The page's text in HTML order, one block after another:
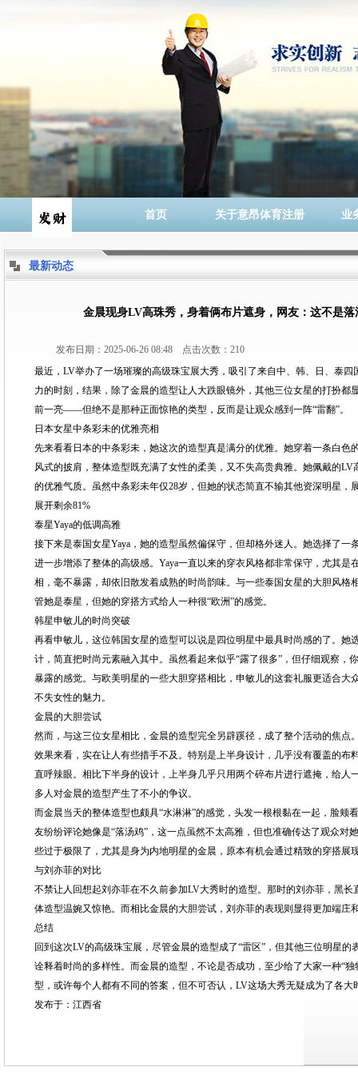
首页 关于意昂体育注册 业
最新动态
金晨现身LV高珠秀，身着俩布片遮身，网友：这不是落
发布日期：2025-06-26 08:48 点击次数：210
最近，LV举办了一场璀璨的高级珠宝展大秀，吸引了来自中、韩、日、泰
力的时刻，结果，除了金晨的造型让人大跌眼镜外，其他三位女星的打扮都
前一亮——但绝不是那种正面惊艳的类型，反而是让观众感到一阵“雷翻”。
日本女星中条彩未的优雅亮相
先来看看日本的中条彩未，她这次的造型真是满分的优雅。她穿着一条白色
风式的披肩，整体造型既充满了女性的柔美，又不失高贵典雅。她佩戴的
的优雅气质。虽然中条彩未年仅28岁，但她的状态简直不输其他资深明星，
展开剩余81%
泰星Yaya的低调高雅
接下来是泰国女星Yaya，她的造型虽然偏保守，但却格外迷人。她选择了
进一步增添了整体的高级感。Yaya一直以来的穿衣风格都非常保守，尤其
相，毫不暴露，却依旧散发着成熟的时尚韵味。与一些泰国女星的大胆风格
管她是泰星，但她的穿搭方式给人一种很“欧洲”的感觉。
韩星申敏儿的时尚突破
再看申敏儿，这位韩国女星的造型可以说是四位明星中最具时尚感的了。她
计，简直把时尚元素融入其中。虽然看起来似乎“露了很多”，但仔细观察，
暴露的感觉。与欧美明星的一些大胆穿搭相比，申敏儿的这套礼服更适合大
不失女性的魅力。
金晨的大胆尝试
然而，与这三位女星相比，金晨的造型完全另辟蹊径，成了整个活动的焦点
效果来看，实在让人有些措手不及。特别是上半身设计，几乎没有覆盖的布
直呼辣眼。相比下半身的设计，上半身几乎只用两个碎布片进行遮掩，给人
多人对金晨的造型产生了不小的争议。
而金晨当天的整体造型也颇具“水淋淋”的感觉，头发一根根黏在一起，脸颊
友纷纷评论她像是“落汤鸡”，这一点虽然不太高雅，但也准确传达了观众对
些过于极限了，尤其是身为内地明星的金晨，原本有机会通过精致的穿搭展
与刘亦菲的对比
不禁让人回想起刘亦菲在不久前参加LV大秀时的造型。那时的刘亦菲，黑
体造型温婉又惊艳。而相比金晨的大胆尝试，刘亦菲的表现则显得更加端庄
总结
回到这次LV的高级珠宝展，尽管金晨的造型成了“雷区”，但其他三位明星
诠释着时尚的多样性。而金晨的造型，不论是否成功，至少给了大家一种“
型，或许每个人都有不同的答案，但不可否认，LV这场大秀无疑成为了各大
发布于：江西省